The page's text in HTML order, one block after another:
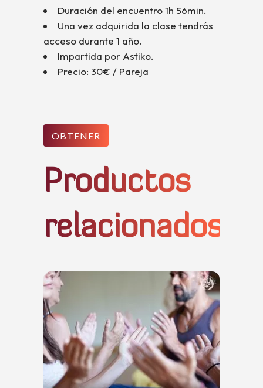
Duración del encuentro 1h 56min.
Una vez adquirida la clase tendrás
acceso durante 1 año.
Impartida por Astiko.
Precio: 30€ / Pareja
OBTENER
Productos
relacionados